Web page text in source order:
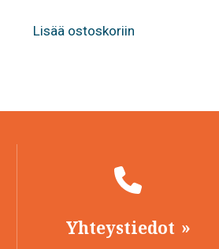
Lisää ostoskoriin
Yhteystiedot